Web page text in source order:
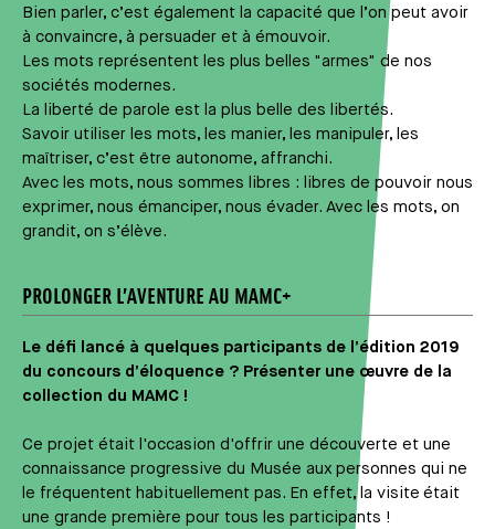
Bien parler, c’est également la capacité que l’on peut avoir
à convaincre, à persuader et à émouvoir.
Les mots représentent les plus belles "armes" de nos
sociétés modernes.
La liberté de parole est la plus belle des libertés.
Savoir utiliser les mots, les manier, les manipuler, les
maîtriser, c’est être autonome, affranchi.
Avec les mots, nous sommes libres : libres de pouvoir nous
exprimer, nous émanciper, nous évader. Avec les mots, on
grandit, on s’élève.
PROLONGER L’AVENTURE AU MAMC+
Le défi lancé à quelques participants de l’édition 2019
du concours d’éloquence ? Présenter une œuvre de la
collection du MAMC !
Ce projet était l'occasion d'offrir une découverte et une
connaissance progressive du Musée aux personnes qui ne
le fréquentent habituellement pas. En effet, la visite était
une grande première pour tous les participants !